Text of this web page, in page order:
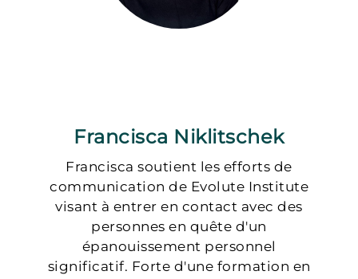
Francisca Niklitschek
Francisca soutient les efforts de
communication de Evolute Institute
visant à entrer en contact avec des
personnes en quête d'un
épanouissement personnel
significatif. Forte d'une formation en